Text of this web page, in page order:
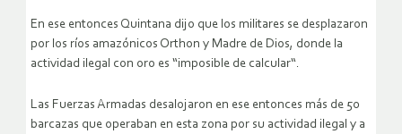
En ese entonces Quintana dijo que los militares se desplazaron
por los ríos amazónicos Orthon y Madre de Dios, donde la
actividad ilegal con oro es “imposible de calcular“.
Las Fuerzas Armadas desalojaron en ese entonces más de 50
barcazas que operaban en esta zona por su actividad ilegal y a